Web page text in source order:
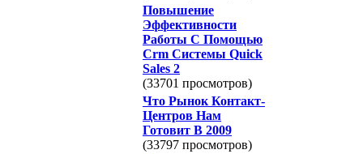
Повышение
Эффективности
Работы С Помощью
Crm Системы Quick
Sales 2
(33701 просмотров)
Что Рынок Контакт-
Центров Нам
Готовит В 2009
(33797 просмотров)